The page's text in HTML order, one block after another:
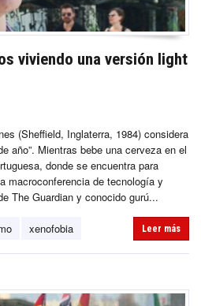
viviendo una versión light
(Sheffield, Inglaterra, 1984) considera
año”. Mientras bebe una cerveza en el
donde se encuentra para
macroconferencia de tecnología y
The Guardian y conocido gurú...
xenofobia Leer más